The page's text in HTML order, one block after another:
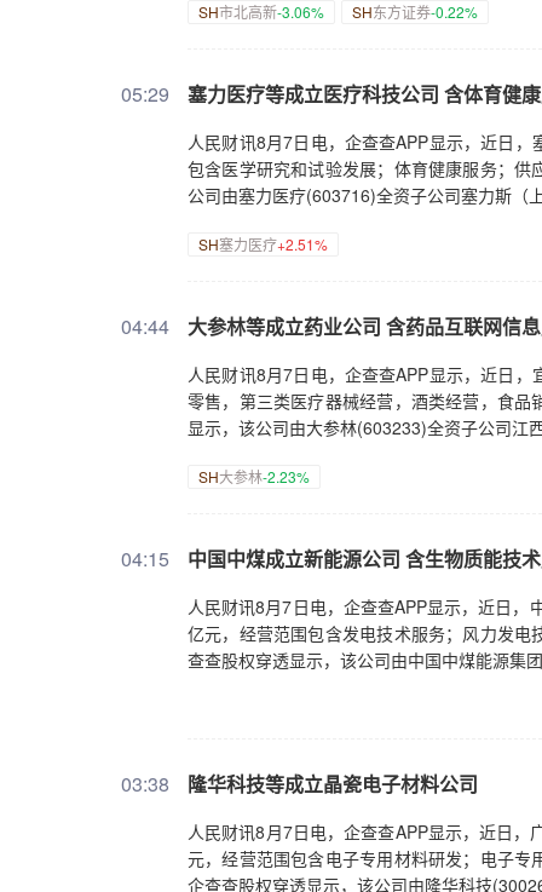
SH市北高新-3.06% SH东方证券-0.22%
05:29 塞力医疗等成立医疗科技公司 含体育健
人民财讯8月7日电，企查查APP显示，近日
包含医学研究和试验发展；体育健康服务；
公司由塞力医疗(603716)全资子公司塞力斯（
SH塞力医疗+2.51%
04:44 大参林等成立药业公司 含药品互联网信
人民财讯8月7日电，企查查APP显示，近日
零售，第三类医疗器械经营，酒类经营，食
显示，该公司由大参林(603233)全资子公司江
SH大参林-2.23%
04:15 中国中煤成立新能源公司 含生物质能技
人民财讯8月7日电，企查查APP显示，近日
亿元，经营范围包含发电技术服务；风力发
查查股权穿透显示，该公司由中国中煤能源集
03:38 隆华科技等成立晶瓷电子材料公司
人民财讯8月7日电，企查查APP显示，近日
元，经营范围包含电子专用材料研发；电子
企查查股权穿透显示，该公司由隆华科技